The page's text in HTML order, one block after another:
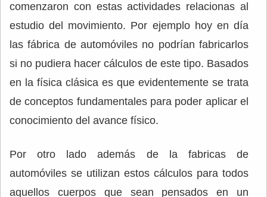
comenzaron con estas actividades relacionas al
estudio del movimiento. Por ejemplo hoy en día
las fábrica de automóviles no podrían fabricarlos
si no pudiera hacer cálculos de este tipo. Basados
en la física clásica es que evidentemente se trata
de conceptos fundamentales para poder aplicar el
conocimiento del avance físico.
Por otro lado además de la fabricas de
automóviles se utilizan estos cálculos para todos
aquellos cuerpos que sean pensados en un